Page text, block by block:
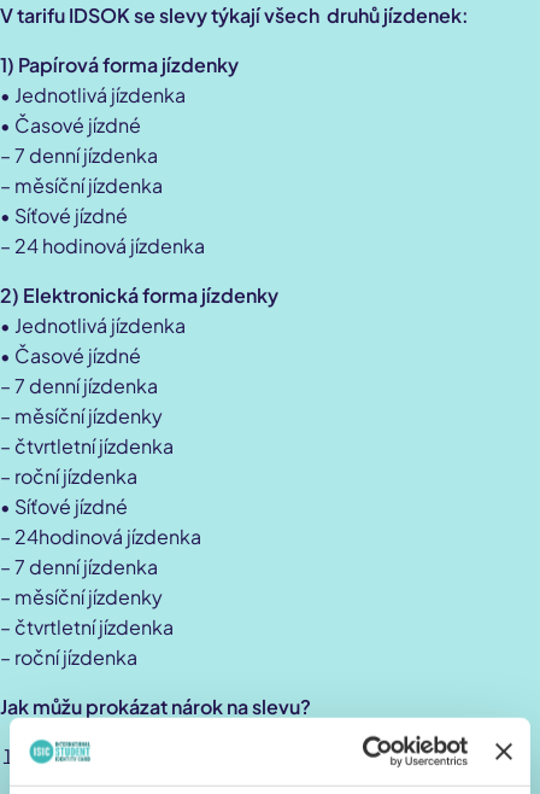
V tarifu IDSOK se slevy týkají všech druhů jízdenek:
1) Papírová forma jízdenky
• Jednotlivá jízdenka
• Časové jízdné
– 7 denní jízdenka
– měsíční jízdenka
• Síťové jízdné
– 24 hodinová jízdenka
2) Elektronická forma jízdenky
• Jednotlivá jízdenka
• Časové jízdné
– 7 denní jízdenka
– měsíční jízdenky
– čtvrtletní jízdenka
– roční jízdenka
• Síťové jízdné
– 24hodinová jízdenka
– 7 denní jízdenka
– měsíční jízdenky
– čtvrtletní jízdenka
– roční jízdenka
Jak můžu prokázat nárok na slevu?
Cestující ve věku od 6 do 15 let nebudou potřebovat k
nákupu jednotlivé zlevněné jízdenky se slevou 50 %